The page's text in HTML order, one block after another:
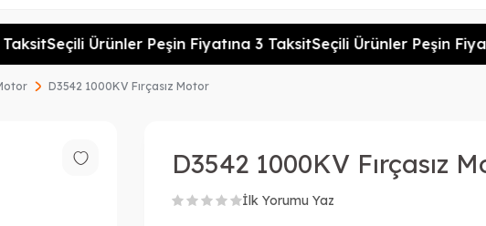
Seçili Ürünler Peşin Fiyatına 3 TaksitSeçili Ürünler Peşin
D3542 1000KV Fırçasız Motor
D3542 1000KV Fırçasız
İlk Yorumu Yaz